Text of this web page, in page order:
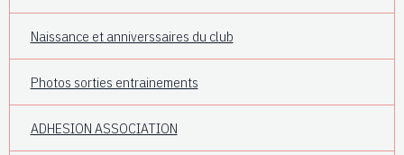
Naissance et anniverssaires du club
Photos sorties entrainements
ADHESION ASSOCIATION